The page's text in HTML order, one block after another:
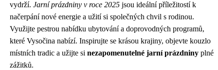
vydrží. Jarní prázdniny v roce 2025 jsou ideální příležitostí k
načerpání nové energie a užití si společných chvil s rodinou.
Využijte pestrou nabídku ubytování a doprovodných programů,
které Vysočina nabízí. Inspirujte se krásou krajiny, objevte kouzlo
místních tradic a užijte si nezapomenutelné jarní prázdniny plné
zážitků.